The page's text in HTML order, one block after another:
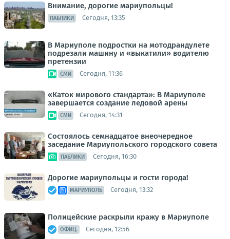
Внимание, дорогие мариупольцы!
ПАБЛИКИ Сегодня, 13:35
В Мариуполе подростки на мотодрандулете
подрезали машину и «выкатили» водителю
претензии
СМИ Сегодня, 11:36
«Каток мирового стандарта»: В Мариуполе
завершается создание ледовой арены
СМИ Сегодня, 14:31
Состоялось семнадцатое внеочередное
заседание Мариупольского городского совета
ПАБЛИКИ Сегодня, 16:30
Дорогие мариупольцы и гости города!
МАРИУПОЛЬ Сегодня, 13:32
Полицейские раскрыли кражу в Мариуполе
ОФИЦ. Сегодня, 12:56